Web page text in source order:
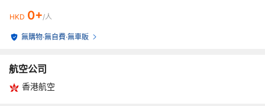
HKD 0+/人
無購物·無自費·無車販
航空公司
香港航空